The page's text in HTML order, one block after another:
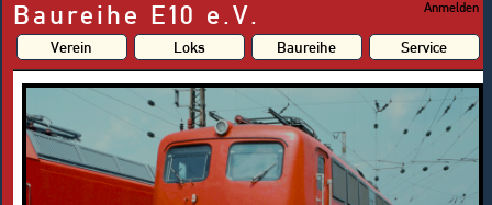
Baureihe E10 e.V. Anmelden
Verein Loks Baureihe Service